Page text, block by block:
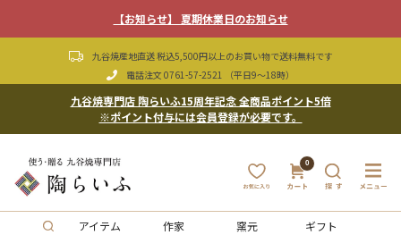
【お知らせ】 夏期休業日のお知らせ
九谷焼産地直送 税込5,500円以上のお買い物で送料無料です
電話注文 0761-57-2521 （平日9〜18時）
九谷焼専門店 陶らいふ15周年記念 全商品ポイント5倍
※ポイント付与には会員登録が必要です。
0
アイテム 作家 窯元 ギフト